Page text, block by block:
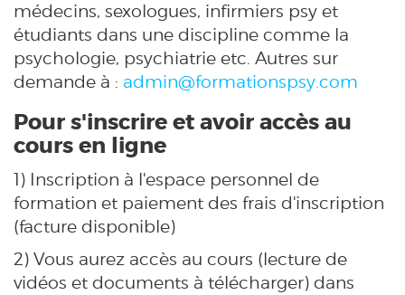
médecins, sexologues, infirmiers psy et
étudiants dans une discipline comme la
psychologie, psychiatrie etc. Autres sur
demande à : admin@formationspsy.com
Pour s'inscrire et avoir accès au
cours en ligne
1) Inscription à l'espace personnel de
formation et paiement des frais d'inscription
(facture disponible)
2) Vous aurez accès au cours (lecture de
vidéos et documents à télécharger) dans